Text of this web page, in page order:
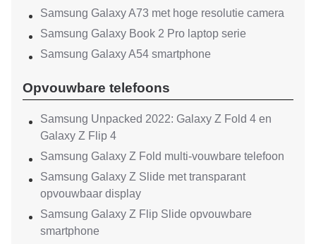
Samsung Galaxy A73 met hoge resolutie camera
Samsung Galaxy Book 2 Pro laptop serie
Samsung Galaxy A54 smartphone
Opvouwbare telefoons
Samsung Unpacked 2022: Galaxy Z Fold 4 en
Galaxy Z Flip 4
Samsung Galaxy Z Fold multi-vouwbare telefoon
Samsung Galaxy Z Slide met transparant
opvouwbaar display
Samsung Galaxy Z Flip Slide opvouwbare
smartphone